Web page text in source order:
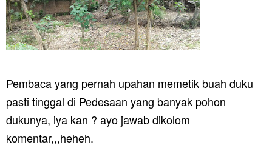
Pembaca yang pernah upahan memetik buah duku
pasti tinggal di Pedesaan yang banyak pohon
dukunya, iya kan ? ayo jawab dikolom
komentar,,,heheh.